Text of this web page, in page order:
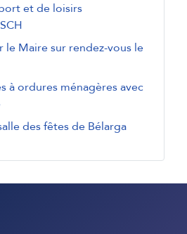
et de loisirs
le Maire sur rendez-vous le
à ordures ménagères avec
des fêtes de Bélarga